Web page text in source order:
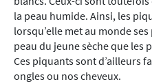
la peau humide. Ainsi, les
lorsqu’elle met au monde
peau du jeune sèche que les
Ces piquants sont d’ailleurs
ongles ou nos cheveux.